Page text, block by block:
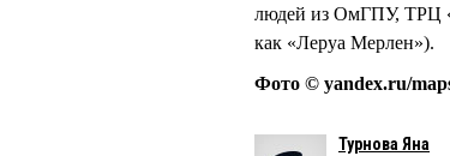
людей из ОмГПУ, ТРЦ
как «Леруа Мерлен»).
Фото © yandex.ru/
Турнова Яна